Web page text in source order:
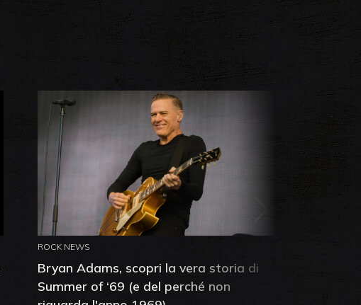
ROCK NEWS
Bryan Adams, scopri la vera storia di
Summer of ‘69 (e del perché non